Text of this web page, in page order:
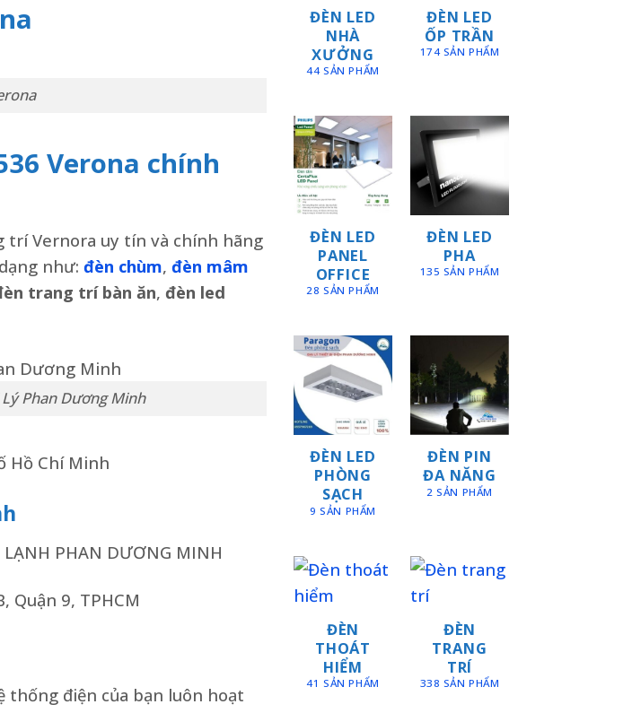
Verona chính
trí Vernora uy tín và chính hãng
như: đèn chùm, đèn mâm
trang trí bàn ăn, đèn led
Phan Dương Minh
Hồ Chí Minh
LẠNH PHAN DƯƠNG MINH
Quận 9, TPHCM
thống điện của bạn luôn hoạt
ĐÈN LED
NHÀ
XƯỞNG
44 SẢN PHẨM
ĐÈN LED
ỐP TRẦN
174 SẢN PHẨM
ĐÈN LED
PANEL
OFFICE
28 SẢN PHẨM
ĐÈN LED
PHA
135 SẢN PHẨM
ĐÈN LED
PHÒNG
SẠCH
9 SẢN PHẨM
ĐÈN PIN
ĐA NĂNG
2 SẢN PHẨM
ĐÈN
THOÁT
HIỂM
41 SẢN PHẨM
ĐÈN
TRANG
TRÍ
338 SẢN PHẨM